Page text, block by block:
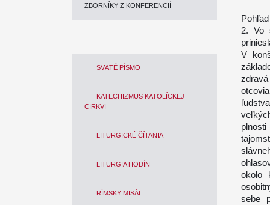
ZBORNÍKY Z KONFERENCIÍ
SVÄTÉ PÍSMO
KATECHIZMUS KATOLÍCKEJ
CIRKVI
LITURGICKÉ ČÍTANIA
LITURGIA HODÍN
RÍMSKY MISÁL
2. Vo
V
okolo
sebe